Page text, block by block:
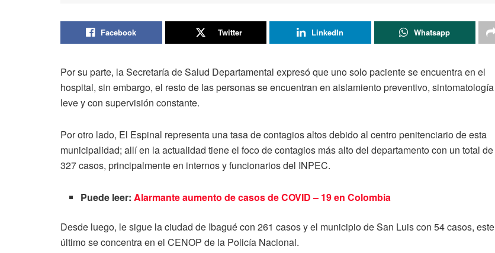
Facebook Twitter LinkedIn Whatsapp
Por su parte, la Secretaría de Salud Departamental expresó que uno solo paciente se encuentra en el
hospital, sin embargo, el resto de las personas se encuentran en aislamiento preventivo, sintomatología
leve y con supervisión constante.
Por otro lado, El Espinal representa una tasa de contagios altos debido al centro penitenciario de esta
municipalidad; allí en la actualidad tiene el foco de contagios más alto del departamento con un total de
327 casos, principalmente en internos y funcionarios del INPEC.
Puede leer:Alarmante aumento de casos de COVID – 19 en Colombia
Desde luego, le sigue la ciudad de Ibagué con 261 casos y el municipio de San Luis con 54 casos, este
último se concentra en el CENOP de la Policía Nacional.